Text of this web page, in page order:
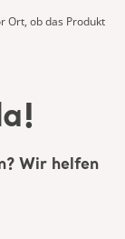
Wir helfen